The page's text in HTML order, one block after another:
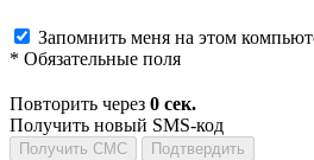
Запомнить меня на этом
* Обязательные поля
Повторить через 0 сек.
Получить новый SMS-код
Получить СМС Подтвердить